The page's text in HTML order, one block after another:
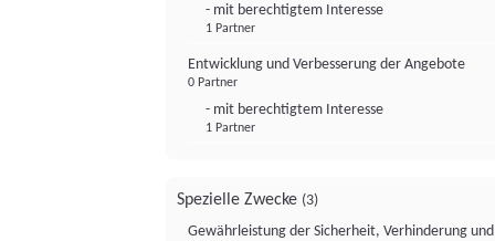
- mit berechtigtem Interesse
1 Partner
Entwicklung und Verbesserung der Angebote
0 Partner
- mit berechtigtem Interesse
1 Partner
Spezielle Zwecke (3)
Gewährleistung der Sicherheit, Verhinderung